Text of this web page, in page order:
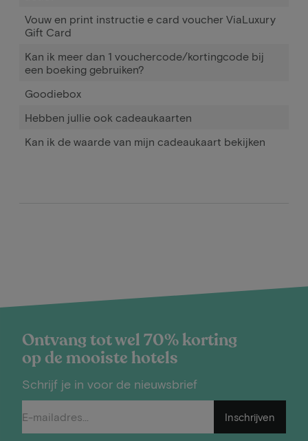
Vouw en print instructie e card voucher ViaLuxury
Gift Card
Kan ik meer dan 1 vouchercode/kortingcode bij
een boeking gebruiken?
Goodiebox
Hebben jullie ook cadeaukaarten
Kan ik de waarde van mijn cadeaukaart bekijken
Ontvang tot wel 70% korting
op de mooiste hotels
Schrijf je in voor de nieuwsbrief
Inschrijven